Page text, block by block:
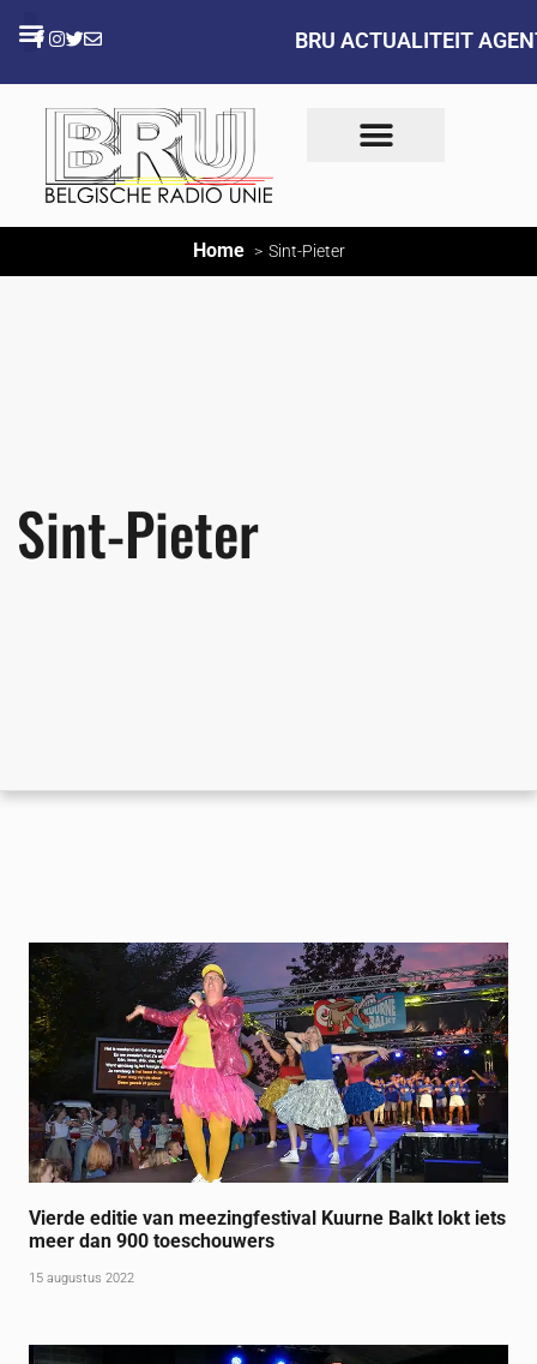
BRU ACTUALITEIT
Home Sint-Pieter
Sint-Pieter
Vierde editie van meezingfestival Kuurne Balkt lokt iets
meer dan 900 toeschouwers
15 augustus 2022